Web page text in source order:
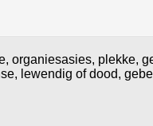
organiesasies, plekke,
lewendig of dood,